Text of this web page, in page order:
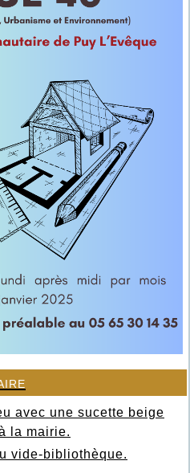
avec une sucette beige
la mairie.
vide-bibliothèque.